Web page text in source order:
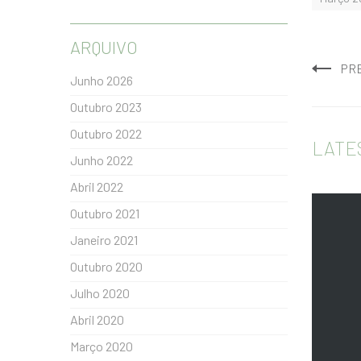
ARQUIVO
Junho 2026
Outubro 2023
Outubro 2022
Junho 2022
Abril 2022
Outubro 2021
Janeiro 2021
Outubro 2020
Julho 2020
Abril 2020
Março 2020